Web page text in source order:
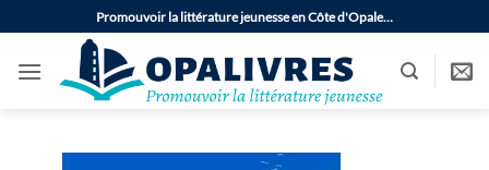
au
contenu
Promouvoir la littérature jeunesse en Côte d'Opale…